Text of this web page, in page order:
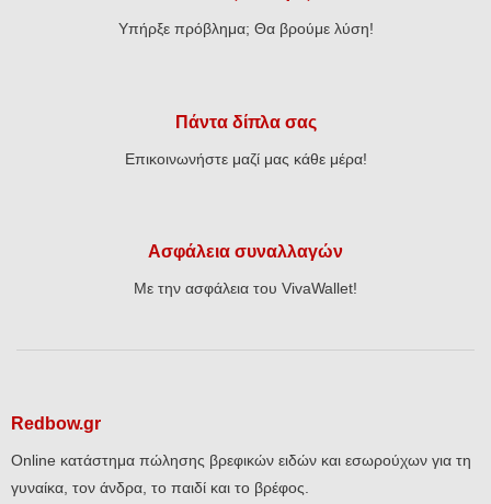
Υπήρξε πρόβλημα; Θα βρούμε λύση!
Πάντα δίπλα σας
Επικοινωνήστε μαζί μας κάθε μέρα!
Ασφάλεια συναλλαγών
Με την ασφάλεια του VivaWallet!
Redbow.gr
Online κατάστημα πώλησης βρεφικών ειδών και εσωρούχων για τη
γυναίκα, τον άνδρα, το παιδί και το βρέφος.